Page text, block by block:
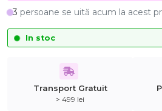
3 persoane se uită acum la acest
In stoc
Transport Gratuit
> 499 lei